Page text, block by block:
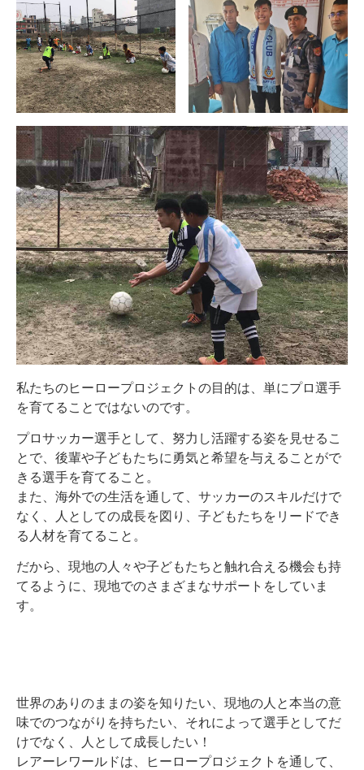
私たちのヒーロープロジェクトの目的は、単にプロ選手
を育てることではないのです。
プロサッカー選手として、努力し活躍する姿を見せるこ
とで、後輩や子どもたちに勇気と希望を与えることがで
きる選手を育てること。
また、海外での生活を通して、サッカーのスキルだけで
なく、人としての成長を図り、子どもたちをリードでき
る人材を育てること。
だから、現地の人々や子どもたちと触れ合える機会も持
てるように、現地でのさまざまなサポートをしていま
す。
世界のありのままの姿を知りたい、現地の人と本当の意
味でのつながりを持ちたい、それによって選手としてだ
けでなく、人として成長したい！
レアーレワールドは、ヒーロープロジェクトを通して、